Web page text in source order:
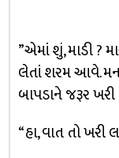
”એમાં શું, માડી ?
લેતાં શરમ આવે.
બાપડાને જરૂર
“હા, વાત તો